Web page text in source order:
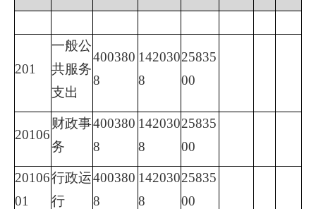
201
一般公
共服务
支出
400380
8
142030
8
25835
00
20106
财政事
务
400380
8
142030
8
25835
00
20106
01
行政运
行
400380
8
142030
8
25835
00